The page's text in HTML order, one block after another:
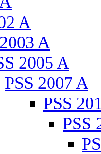
A
A
2005 A
PSS 2007 A
PSS
PSS